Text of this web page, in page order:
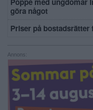
göra något
Priser på
Annons: